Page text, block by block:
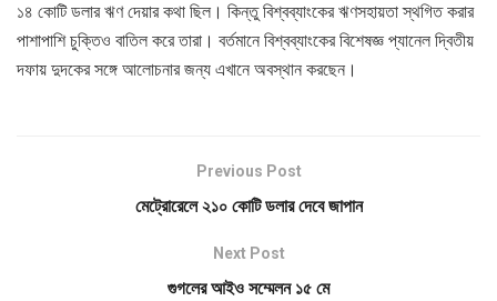
১৪ কোটি ডলার ঋণ দেয়ার কথা ছিল। কিন্তু বিশ্বব্যাংকের ঋণসহায়তা স্থগিত করার
পাশাপাশি চুক্তিও বাতিল করে তারা। বর্তমানে বিশ্বব্যাংকের বিশেষজ্ঞ প্যানেল দ্বিতীয়
দফায় দুদকের সঙ্গে আলোচনার জন্য এখানে অবস্থান করছেন।
Previous Post
মেট্রোরেলে ২১০ কোটি ডলার দেবে জাপান
Next Post
গুগলের আইও সম্মেলন ১৫ মে